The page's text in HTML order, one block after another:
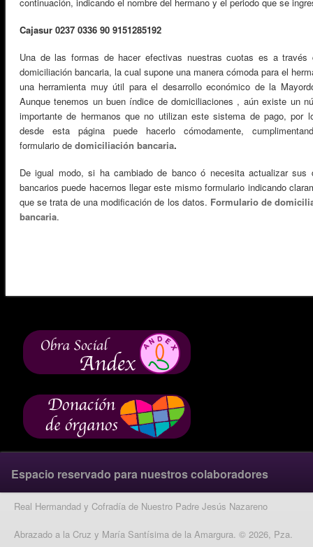
continuación, indicando el nombre del hermano y el periodo que se
Cajasur 0237 0336 90 9151285192
Una de las formas de hacer efectivas nuestras cuotas es a través
domiciliación bancaria, la cual supone una manera cómoda para el
una herramienta muy útil para el desarrollo económico de la
Aunque tenemos un buen índice de domiciliaciones , aún existe un
importante de hermanos que no utilizan este sistema de pago, por
desde esta página puede hacerlo cómodamente,
formulario de domiciliación bancaria.
De igual modo, si ha cambiado de banco ó necesita actualizar sus
bancarios puede hacernos llegar este mismo formulario indicando
que se trata de una modificación de los datos. Formulario de
bancaria.
Espacio reservado para nuestros colaboradores
Real Hermandad y Cofradía de Nuestro Padre Jesús Nazareno
Abrazado a la Cruz y María Santísima de la Amargura. © 2026, Pza.